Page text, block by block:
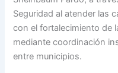
Seguridad al atender las
con el fortalecimiento de
mediante coordinación
entre municipios.